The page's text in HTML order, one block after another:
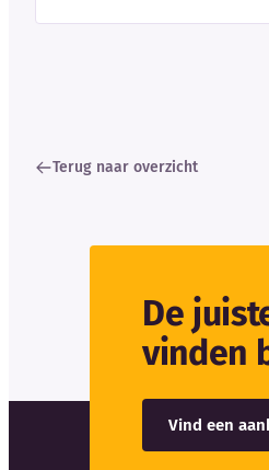
Terug naar overzicht
De
vinden
Vind een